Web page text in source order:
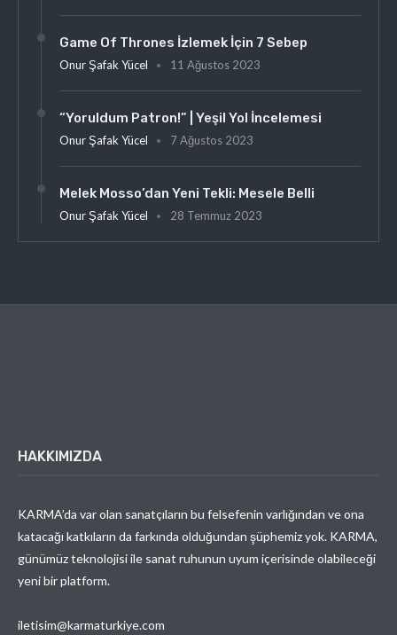
Game Of Thrones İzlemek İçin 7 Sebep
Onur Şafak Yücel 11 Ağustos 2023
“Yoruldum Patron!” | Yeşil Yol İncelemesi
Onur Şafak Yücel 7 Ağustos 2023
Melek Mosso’dan Yeni Tekli: Mesele Belli
Onur Şafak Yücel 28 Temmuz 2023
HAKKIMIZDA
KARMA’da var olan sanatçıların bu felsefenin varlığından ve ona
katacağı katkıların da farkında olduğundan şüphemiz yok. KARMA,
günümüz teknolojisi ile sanat ruhunun uyum içerisinde olabileceği
yeni bir platform.
iletisim@karmaturkiye.com